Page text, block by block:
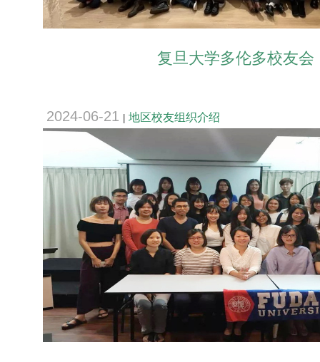
复旦大学多伦多校友会
2024-06-21 地区校友组织介绍